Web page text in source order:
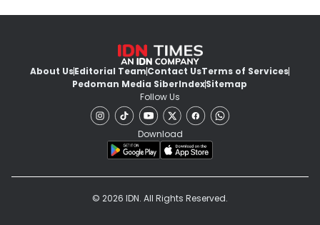
About UsEditorial TeamContact UsTerms of Services
Pedoman Media SiberIndexSitemap
Follow Us
Download
© 2026 IDN. All Rights Reserved.